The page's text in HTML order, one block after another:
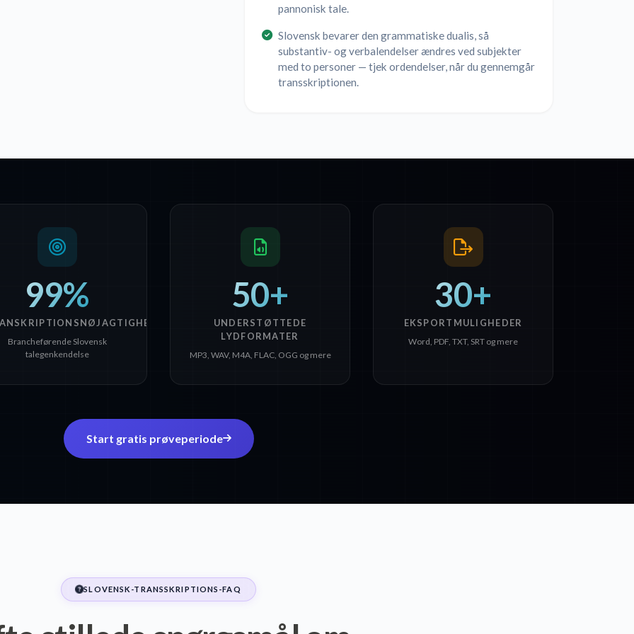
pannonisk tale.
Slovensk bevarer den grammatiske dualis, så
substantiv- og verbalendelser ændres ved subjekter
med to personer — tjek ordendelser, når du gennemgår
transskriptionen.
99%
Brancheførende Slovensk
talegenkendelse
50+
UNDERSTØTTEDE
LYDFORMATER
MP3, WAV, M4A, FLAC, OGG og mere
30+
EKSPORTMULIGHEDER
Word, PDF, TXT, SRT og mere
Start gratis prøveperiode
SLOVENSK-TRANSSKRIPTIONS-FAQ